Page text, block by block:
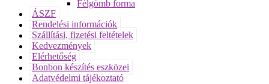
Félgömb forma
ÁSZF
Rendelési információk
Szállítási, fizetési feltételek
Kedvezmények
Elérhetőség
Bonbon készítés eszközei
Adatvédelmi tájékoztató